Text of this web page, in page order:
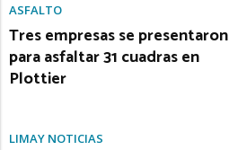
ASFALTO
Tres empresas se presentaron
para asfaltar 31 cuadras en
Plottier
LIMAY NOTICIAS